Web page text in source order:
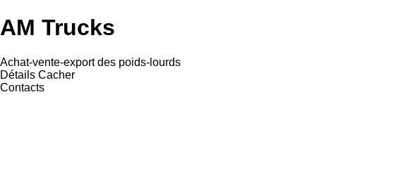
AM Trucks
Achat-vente-export des poids-lourds
Détails Cacher
Contacts